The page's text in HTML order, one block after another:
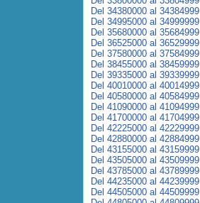
Del 34380000 al 34384999
Del 34995000 al 34999999
Del 35680000 al 35684999
Del 36525000 al 36529999
Del 37580000 al 37584999
Del 38455000 al 38459999
Del 39335000 al 39339999
Del 40010000 al 40014999
Del 40580000 al 40584999
Del 41090000 al 41094999
Del 41700000 al 41704999
Del 42225000 al 42229999
Del 42880000 al 42884999
Del 43155000 al 43159999
Del 43505000 al 43509999
Del 43785000 al 43789999
Del 44235000 al 44239999
Del 44505000 al 44509999